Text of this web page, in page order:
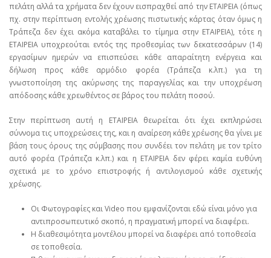
πελάτη αλλά τα χρήματα δεν έχουν εισπραχθεί από την ΕΤΑΙΡΕΙΑ (όπως
πχ. στην περίπτωση εντολής χρέωσης πιστωτικής κάρτας όταν όμως η
Τράπεζα δεν έχει ακόμα καταβάλει το τίμημα στην ΕΤΑΙΡΕΙΑ), τότε η
ΕΤΑΙΡΕΙΑ υποχρεούται εντός της προθεσμίας των δεκατεσσάρων (14)
εργασίμων ημερών να επισπεύσει κάθε απαραίτητη ενέργεια και
δήλωση προς κάθε αρμόδιο φορέα (Τράπεζα κ.λπ.) για τη
γνωστοποίηση της ακύρωσης της παραγγελίας και την υποχρέωση
απόδοσης κάθε χρεωθέντος σε βάρος του πελάτη ποσού.
Στην περίπτωση αυτή η ΕΤΑΙΡΕΙΑ θεωρείται ότι έχει εκπληρώσει
σύννομα τις υποχρεώσεις της, και η αναίρεση κάθε χρέωσης θα γίνει με
βάση τους όρους της σύμβασης που συνδέει τον πελάτη με τον τρίτο
αυτό φορέα (Τράπεζα κ.λπ.) και η ΕΤΑΙΡΕΙΑ δεν φέρει καμία ευθύνη
σχετικά με το χρόνο επιστροφής ή αντιλογισμού κάθε σχετικής
χρέωσης.
Οι Φωτογραφίες και Video που εμφανίζονται εδώ είναι μόνο για
αντιπροσωπευτικό σκοπό, η πραγματική μπορεί να διαφέρει.
Η διαθεσιμότητα μοντέλου μπορεί να διαφέρει από τοποθεσία
σε τοποθεσία.